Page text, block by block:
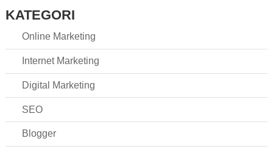
KATEGORI
Online Marketing
Internet Marketing
Digital Marketing
SEO
Blogger